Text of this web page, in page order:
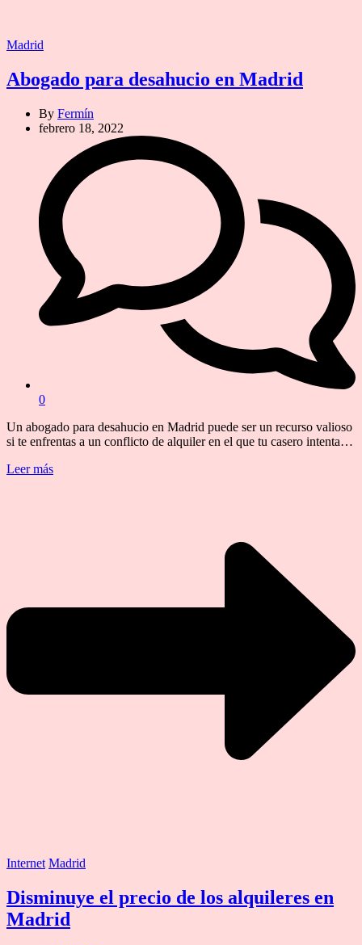
Categories
Madrid
Abogado para desahucio en Madrid
By Fermín
febrero 18, 2022
0
Un abogado para desahucio en Madrid puede ser un recurso valioso
si te enfrentas a un conflicto de alquiler en el que tu casero intenta…
Leer más
Categories
Internet Madrid
Disminuye el precio de los alquileres en
Madrid